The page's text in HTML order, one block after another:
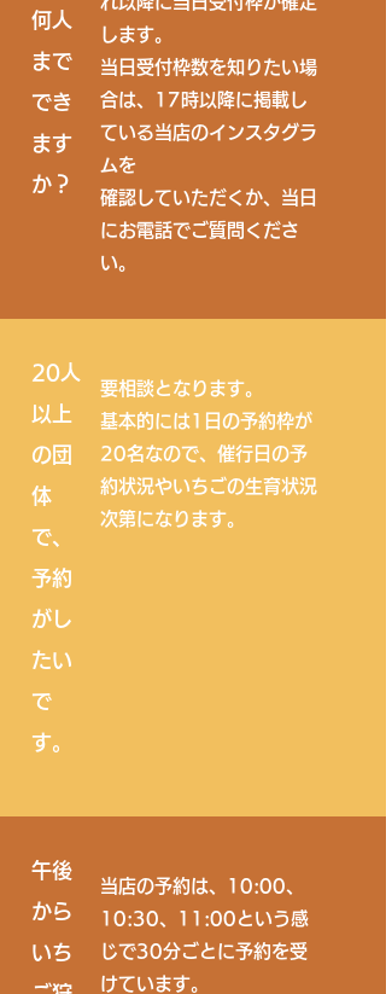
何人
まで
でき
ます
か？
します。
当日受付枠数を知りたい場
合は、17時以降に掲載し
ている当店のインスタグラ
ムを
​確認していただくか、当日
にお電話でご質問くださ
い。
20人
以上
の団
体
で、
予約
がし
たい
で
す。
要相談となります。
​基本的には1日の予約枠が
20名なので、催行日の予
約状況やいちごの生育状況
次第になります。
午後
から
いち
当店の予約は、10:00、
10:30、11:00という感
じで30分ごとに予約を受
けています。